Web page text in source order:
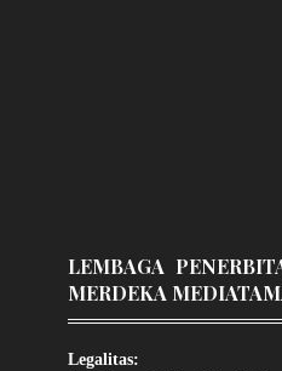
LEMBAGA
MERDEKA
Legalitas: